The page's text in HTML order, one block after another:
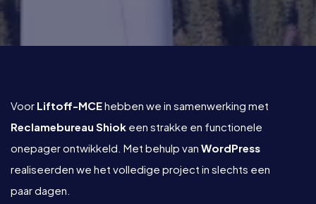
Voor Liftoff-MCEhebben we in samenwerking met
Reclamebureau Shiok een strakke en functionele
onepager ontwikkeld. Met behulp van WordPress
realiseerden we het volledige project in slechts een
paar dagen.